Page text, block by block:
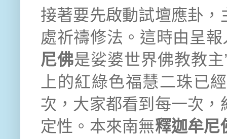
接著要先啟動試壇應卦
處祈禱修法。這時由呈
尼佛是娑婆世界佛教教
上的紅綠色福慧二珠已
次，大家都看到每一次
定性。本來南無釋迦牟尼